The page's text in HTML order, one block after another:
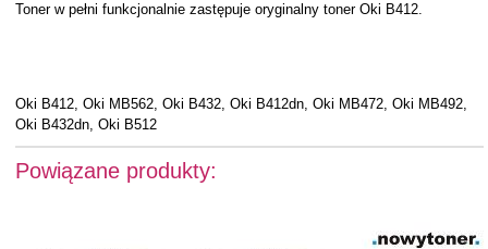
Toner w pełni funkcjonalnie zastępuje oryginalny toner Oki B412.
Oki B412, Oki MB562, Oki B432, Oki B412dn, Oki MB472, Oki MB492,
Oki B432dn, Oki B512
Powiązane produkty: